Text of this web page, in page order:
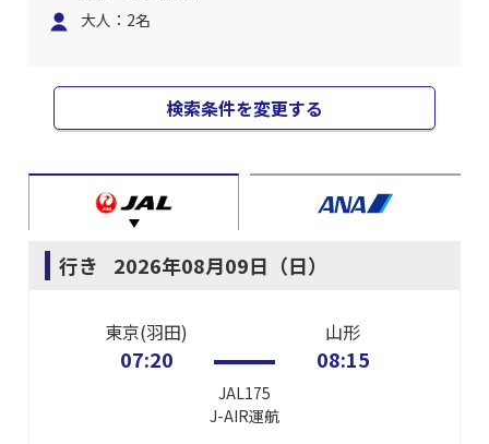
大人：2名
検索条件を変更する
行き 2026年08月09日（日）
東京(羽田)
07:20
JAL175
J-AIR運航
山形
08:15